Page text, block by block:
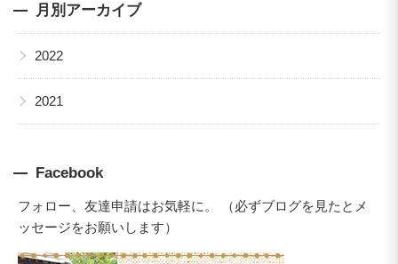
月別アーカイブ
▶ 2022
▶ 2021
Facebook
フォロー、友達申請はお気軽に。 （必ずブログを見たとメ
ッセージをお願いします）